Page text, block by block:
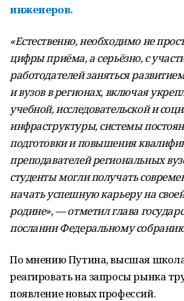
инженеров.
«Естественно, необходимо не
цифры приёма, а серьёзно, с
работодателей заняться
и вузов в регионах, включая
учебной, исследовательской и
инфраструктуры, системы
подготовки и повышения
преподавателей региональных
студенты могли получать
начать успешную карьеру на
родине», — отметил глава
послании Федеральному
По мнению Путина, высшая
реагировать на запросы рынка
появление новых профессий.